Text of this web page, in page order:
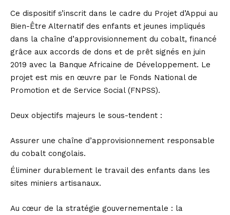
Ce dispositif s’inscrit dans le cadre du Projet d’Appui au
Bien-Être Alternatif des enfants et jeunes impliqués
dans la chaîne d’approvisionnement du cobalt, financé
grâce aux accords de dons et de prêt signés en juin
2019 avec la Banque Africaine de Développement. Le
projet est mis en œuvre par le Fonds National de
Promotion et de Service Social (FNPSS).
Deux objectifs majeurs le sous-tendent :
Assurer une chaîne d’approvisionnement responsable
du cobalt congolais.
Éliminer durablement le travail des enfants dans les
sites miniers artisanaux.
Au cœur de la stratégie gouvernementale : la